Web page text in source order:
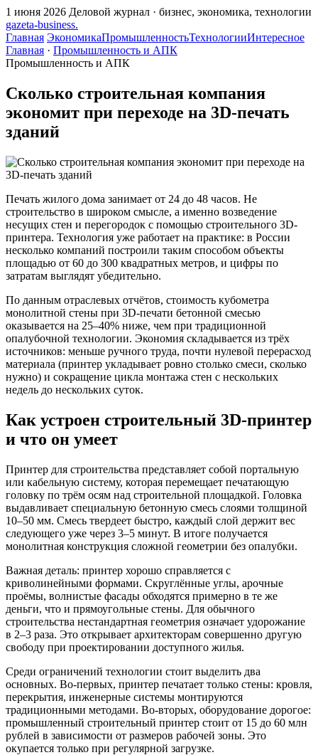
1 июня 2026 Деловой журнал · бизнес, экономика, технологии
gazeta-business.
Главная ЭкономикаПромышленностьТехнологииИнтересное
Главная · Промышленность и АПК
Промышленность и АПК
Сколько строительная компания
экономит при переходе на 3D-печать
зданий
Печать жилого дома занимает от 24 до 48 часов. Не
строительство в широком смысле, а именно возведение
несущих стен и перегородок с помощью строительного 3D-
принтера. Технология уже работает на практике: в России
несколько компаний построили таким способом объекты
площадью от 60 до 300 квадратных метров, и цифры по
затратам выглядят убедительно.
По данным отраслевых отчётов, стоимость кубометра
монолитной стены при 3D-печати бетонной смесью
оказывается на 25–40% ниже, чем при традиционной
опалубочной технологии. Экономия складывается из трёх
источников: меньше ручного труда, почти нулевой перерасход
материала (принтер укладывает ровно столько смеси, сколько
нужно) и сокращение цикла монтажа стен с нескольких
недель до нескольких суток.
Как устроен строительный 3D-принтер
и что он умеет
Принтер для строительства представляет собой портальную
или кабельную систему, которая перемещает печатающую
головку по трём осям над строительной площадкой. Головка
выдавливает специальную бетонную смесь слоями толщиной
10–50 мм. Смесь твердеет быстро, каждый слой держит вес
следующего уже через 3–5 минут. В итоге получается
монолитная конструкция сложной геометрии без опалубки.
Важная деталь: принтер хорошо справляется с
криволинейными формами. Скруглённые углы, арочные
проёмы, волнистые фасады обходятся примерно в те же
деньги, что и прямоугольные стены. Для обычного
строительства нестандартная геометрия означает удорожание
в 2–3 раза. Это открывает архитекторам совершенно другую
свободу при проектировании доступного жилья.
Среди ограничений технологии стоит выделить два
основных. Во-первых, принтер печатает только стены: кровля,
перекрытия, инженерные системы монтируются
традиционными методами. Во-вторых, оборудование дорогое:
промышленный строительный принтер стоит от 15 до 60 млн
рублей в зависимости от размеров рабочей зоны. Это
окупается только при регулярной загрузке.